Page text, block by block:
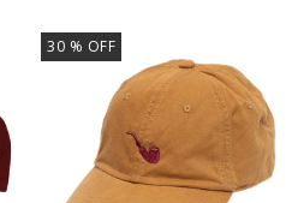
30 % OFF